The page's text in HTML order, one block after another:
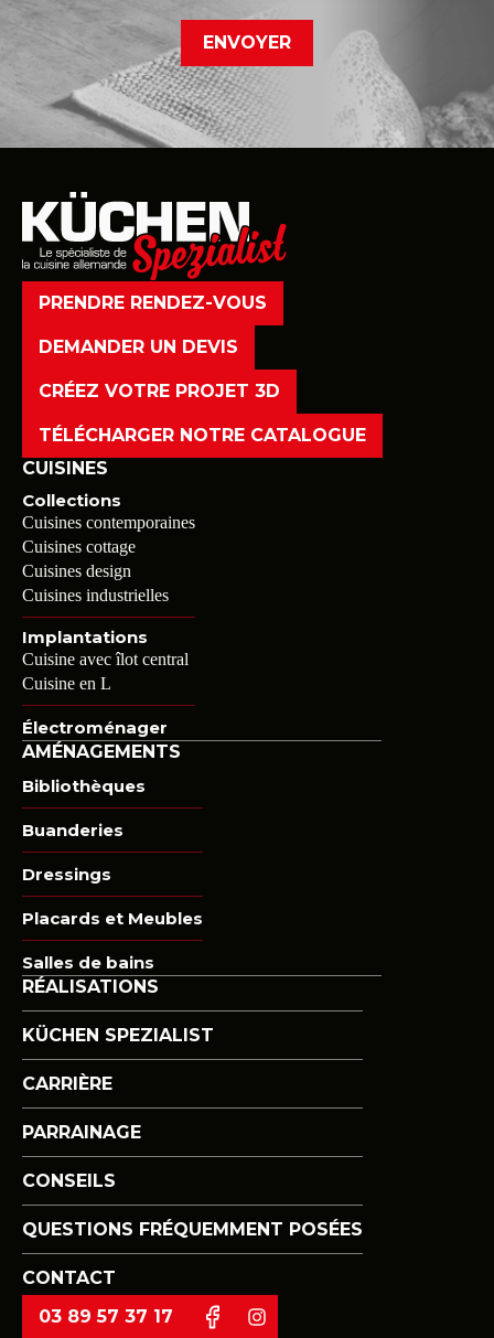
PRENDRE RENDEZ-VOUS
DEMANDER UN DEVIS
CRÉEZ VOTRE PROJET 3D
TÉLÉCHARGER NOTRE CATALOGUE
CUISINES
Collections
Cuisines contemporaines
Cuisines cottage
Cuisines design
Cuisines industrielles
Implantations
Cuisine avec îlot central
Cuisine en L
Électroménager
AMÉNAGEMENTS
Bibliothèques
Buanderies
Dressings
Placards et Meubles
Salles de bains
RÉALISATIONS
KÜCHEN SPEZIALIST
CARRIÈRE
PARRAINAGE
CONSEILS
QUESTIONS FRÉQUEMMENT POSÉES
CONTACT
03 89 57 37 17